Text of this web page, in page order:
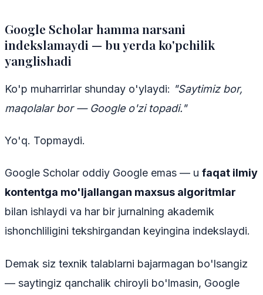
Google Scholar hamma narsani
indekslamaydi — bu yerda ko'pchilik
yanglishadi
Ko'p muharrirlar shunday o'ylaydi: "Saytimiz bor,
maqolalar bor — Google o'zi topadi."
Yo'q. Topmaydi.
Google Scholar oddiy Google emas — u faqat ilmiy
kontentga mo'ljallangan maxsus algoritmlar
bilan ishlaydi va har bir jurnalning akademik
ishonchliligini tekshirgandan keyingina indekslaydi.
Demak siz texnik talablarni bajarmagan bo'lsangiz
— saytingiz qanchalik chiroyli bo'lmasin, Google